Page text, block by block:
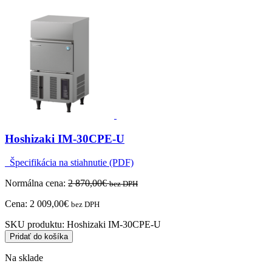
Hoshizaki IM-30CPE-U
Špecifikácia na stiahnutie (PDF)
Normálna cena: 2 870,00€ bez DPH
Cena: 2 009,00€ bez DPH
SKU produktu: Hoshizaki IM-30CPE-U
Pridať do košíka
Na sklade